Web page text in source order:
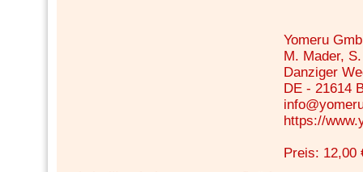
Yomeru
M. Mader,
Danziger
DE - 21614
https://
Preis: 12,00